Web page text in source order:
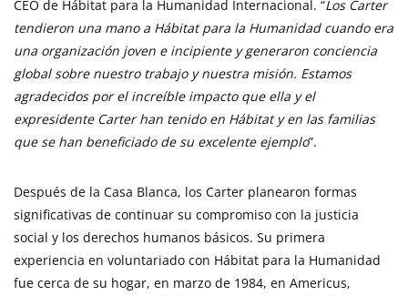
CEO de Hábitat para la Humanidad Internacional. “Los Carter
tendieron una mano a Hábitat para la Humanidad cuando era
una organización joven e incipiente y generaron conciencia
global sobre nuestro trabajo y nuestra misión. Estamos
agradecidos por el increíble impacto que ella y el
expresidente Carter han tenido en Hábitat y en las familias
que se han beneficiado de su excelente ejemplo”.
Después de la Casa Blanca, los Carter planearon formas
significativas de continuar su compromiso con la justicia
social y los derechos humanos básicos. Su primera
experiencia en voluntariado con Hábitat para la Humanidad
fue cerca de su hogar, en marzo de 1984, en Americus,